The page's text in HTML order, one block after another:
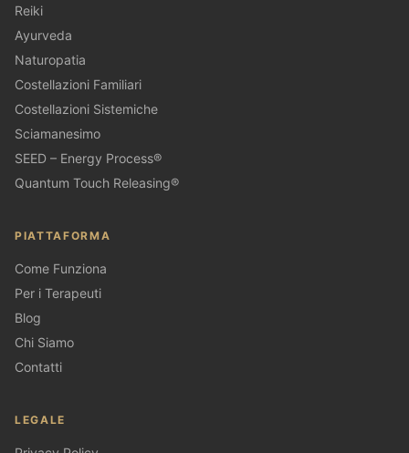
Reiki
Ayurveda
Naturopatia
Costellazioni Familiari
Costellazioni Sistemiche
Sciamanesimo
SEED – Energy Process®
Quantum Touch Releasing®
PIATTAFORMA
Come Funziona
Per i Terapeuti
Blog
Chi Siamo
Contatti
LEGALE